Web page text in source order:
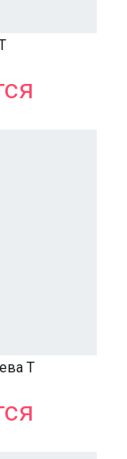
Т